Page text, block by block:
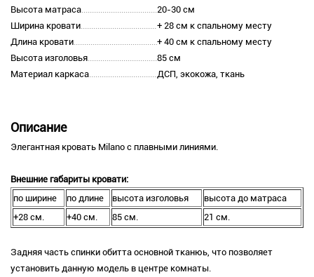
Высота матраса
20-30 см
Ширина кровати
+ 28 см к спальному месту
Длина кровати
+ 40 см к спальному месту
Высота изголовья
85 см
Материал каркаса
ДСП, экокожа, ткань
Описание
Элегантная кровать Milano с плавными линиями.
Внешние габариты кровати:
по ширине
по длине высота изголовья
высота до матраса
+28 см.
+40 см. 85 см. 21 см.
Задняя часть спинки обитта основной тканюь, что позволяет
установить данную модель в центре комнаты.